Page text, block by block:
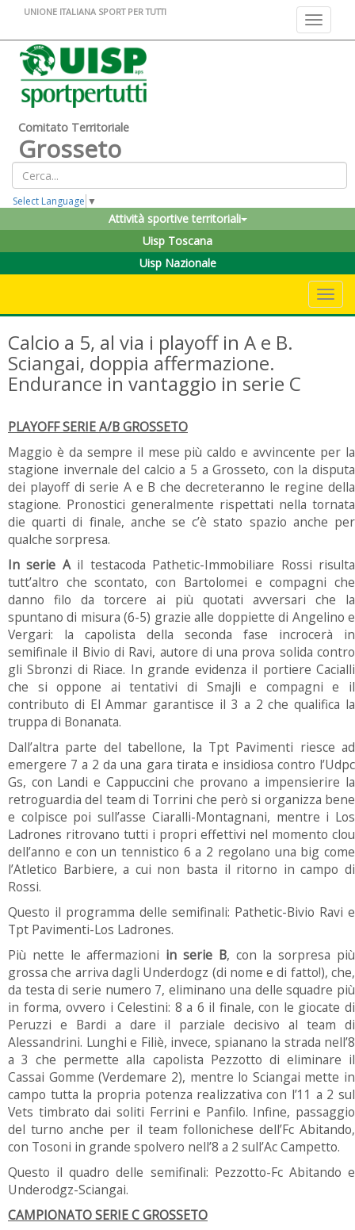
Toggle
UNIONE ITALIANA SPORT PER TUTTI
Comitato Territoriale
Grosseto
Select Language ▼
Attività sportive territoriali
Uisp Toscana
Uisp Nazionale
Calcio a 5, al via i playoff in A e B.
Sciangai, doppia affermazione.
Endurance in vantaggio in serie C
PLAYOFF SERIE A/B GROSSETO
Maggio è da sempre il mese più caldo e avvincente per la
stagione invernale del calcio a 5 a Grosseto, con la disputa
dei playoff di serie A e B che decreteranno le regine della
stagione. Pronostici generalmente rispettati nella tornata
die quarti di finale, anche se c’è stato spazio anche per
qualche sorpresa.
In serie Ail testacoda Pathetic-Immobiliare Rossi risulta
tutt’altro che scontato, con Bartolomei e compagni che
danno filo da torcere ai più quotati avversari che la
spuntano di misura (6-5) grazie alle doppiette di Angelino e
Vergari: la capolista della seconda fase incrocerà in
semifinale il Bivio di Ravi, autore di una prova solida contro
gli Sbronzi di Riace. In grande evidenza il portiere Cacialli
che si oppone ai tentativi di Smajli e compagni e il
contributo di El Ammar garantisce il 3 a 2 che qualifica la
truppa di Bonanata.
Dall’altra parte del tabellone, la Tpt Pavimenti riesce ad
emergere 7 a 2 da una gara tirata e insidiosa contro l’Udpc
Gs, con Landi e Cappuccini che provano a impensierire la
retroguardia del team di Torrini che però si organizza bene
e colpisce poi sull’asse Ciaralli-Montagnani, mentre i Los
Ladrones ritrovano tutti i propri effettivi nel momento clou
dell’anno e con un tennistico 6 a 2 regolano una big come
l’Atletico Barbiere, a cui non basta il ritorno in campo di
Rossi.
Questo il programma delle semifinali: Pathetic-Bivio Ravi e
Tpt Pavimenti-Los Ladrones.
Più nette le affermazioni in serie B, con la sorpresa più
grossa che arriva dagli Underdogz (di nome e di fatto!), che,
da testa di serie numero 7, eliminano una delle squadre più
in forma, ovvero i Celestini: 8 a 6 il finale, con le giocate di
Peruzzi e Bardi a dare il parziale decisivo al team di
Alessandrini. Lunghi e Filiè, invece, spianano la strada nell’8
a 3 che permette alla capolista Pezzotto di eliminare il
Cassai Gomme (Verdemare 2), mentre lo Sciangai mette in
campo tutta la propria potenza realizzativa con l’11 a 2 sul
Vets timbrato dai soliti Ferrini e Panfilo. Infine, passaggio
del turno anche per il team follonichese dell’Fc Abitando,
con Tosoni in grande spolvero nell’8 a 2 sull’Ac Campetto.
Questo il quadro delle semifinali: Pezzotto-Fc Abitando e
Underodgz-Sciangai.
CAMPIONATO SERIE C GROSSETO